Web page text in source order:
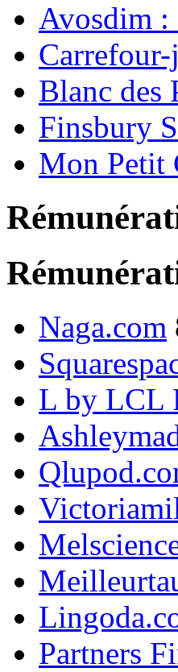
Avosdim :
Blanc des
Finsbury
Mon Petit
Naga.com
L by LCL
Partners